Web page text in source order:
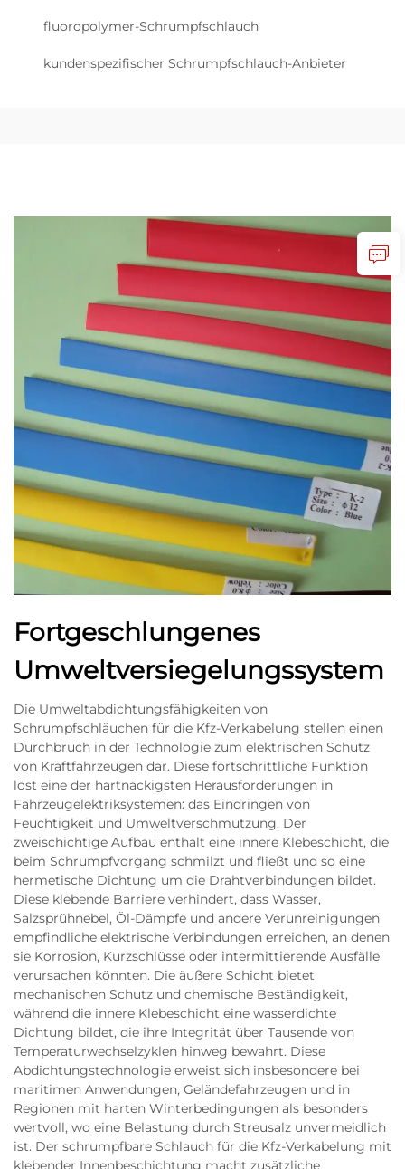
fluoropolymer-Schrumpfschlauch
kundenspezifischer Schrumpfschlauch-Anbieter
Fortgeschlungenes
Umweltversiegelungssystem
Die Umweltabdichtungsfähigkeiten von
Schrumpfschläuchen für die Kfz-Verkabelung stellen einen
Durchbruch in der Technologie zum elektrischen Schutz
von Kraftfahrzeugen dar. Diese fortschrittliche Funktion
löst eine der hartnäckigsten Herausforderungen in
Fahrzeugelektriksystemen: das Eindringen von
Feuchtigkeit und Umweltverschmutzung. Der
zweischichtige Aufbau enthält eine innere Klebeschicht, die
beim Schrumpfvorgang schmilzt und fließt und so eine
hermetische Dichtung um die Drahtverbindungen bildet.
Diese klebende Barriere verhindert, dass Wasser,
Salzsprühnebel, Öl-Dämpfe und andere Verunreinigungen
empfindliche elektrische Verbindungen erreichen, an denen
sie Korrosion, Kurzschlüsse oder intermittierende Ausfälle
verursachen könnten. Die äußere Schicht bietet
mechanischen Schutz und chemische Beständigkeit,
während die innere Klebeschicht eine wasserdichte
Dichtung bildet, die ihre Integrität über Tausende von
Temperaturwechselzyklen hinweg bewahrt. Diese
Abdichtungstechnologie erweist sich insbesondere bei
maritimen Anwendungen, Geländefahrzeugen und in
Regionen mit harten Winterbedingungen als besonders
wertvoll, wo eine Belastung durch Streusalz unvermeidlich
ist. Der schrumpfbare Schlauch für die Kfz-Verkabelung mit
klebender Innenbeschichtung macht zusätzliche